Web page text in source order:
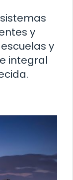
y
y
integral